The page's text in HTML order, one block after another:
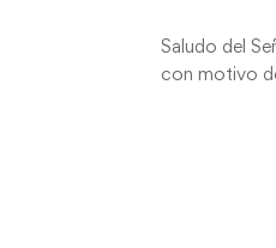
Saludo del
con motivo